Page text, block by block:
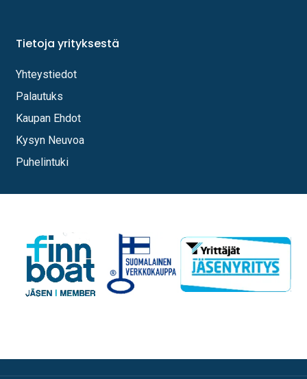
Tietoja yrityksestä
Yhteystiedot
Palautuks
Kaupan Ehdot
Kysyn Neuvoa
Puhelintuki